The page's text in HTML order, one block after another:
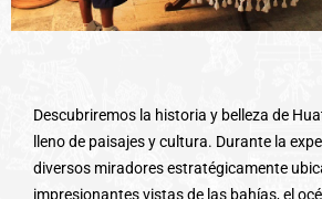
Descubriremos la historia y belleza de
lleno de paisajes y cultura. Durante la
diversos miradores estratégicamente
impresionantes vistas de las bahías, el